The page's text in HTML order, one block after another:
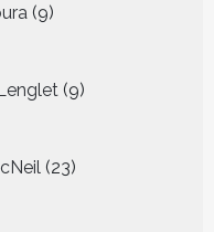
9
producten
9
producten
23
producten